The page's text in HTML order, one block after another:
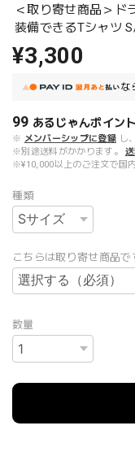
＜取り寄せ商品＞ド
装備できるTシャツ
¥3,300
な
99 あるじゃんポイント
※ メンバーシップに登録 し
※別途送料がかかります。
※¥10,000以上のご注文で国
種類
こちらは取り寄せ商品
数量